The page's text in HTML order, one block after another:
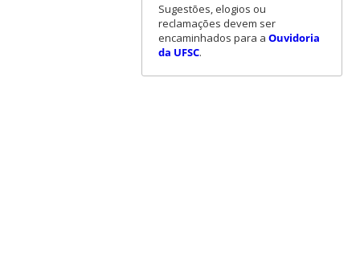
Sugestões, elogios ou
reclamações devem ser
encaminhados para a Ouvidoria
da UFSC.